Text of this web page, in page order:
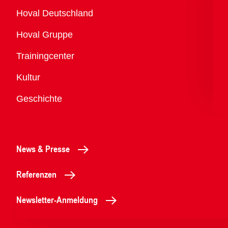
Übersicht
Hoval Deutschland
Hoval Gruppe
Trainingcenter
Kultur
Geschichte
News & Presse
Referenzen
Newsletter-Anmeldung